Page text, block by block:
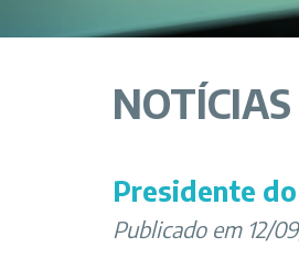
NOTÍCIAS
Presidente
Publicado em 12/